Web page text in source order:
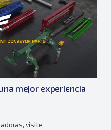
mejor experiencia
visite